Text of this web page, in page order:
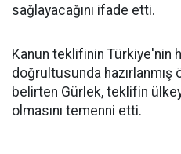
sağlayacağını ifade etti.
Kanun teklifinin Türkiye'nin
doğrultusunda hazırlanmış
belirten Gürlek, teklifin
olmasını temenni etti.